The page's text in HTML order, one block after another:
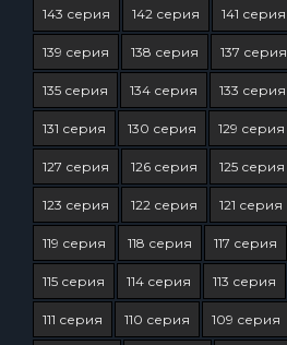
143 серия 142 серия 141 серия
139 серия 138 серия 137 серия
135 серия 134 серия 133 серия
131 серия 130 серия 129 серия
127 серия 126 серия 125 серия
123 серия 122 серия 121 серия
119 серия 118 серия 117 серия
115 серия 114 серия 113 серия
111 серия 110 серия 109 серия